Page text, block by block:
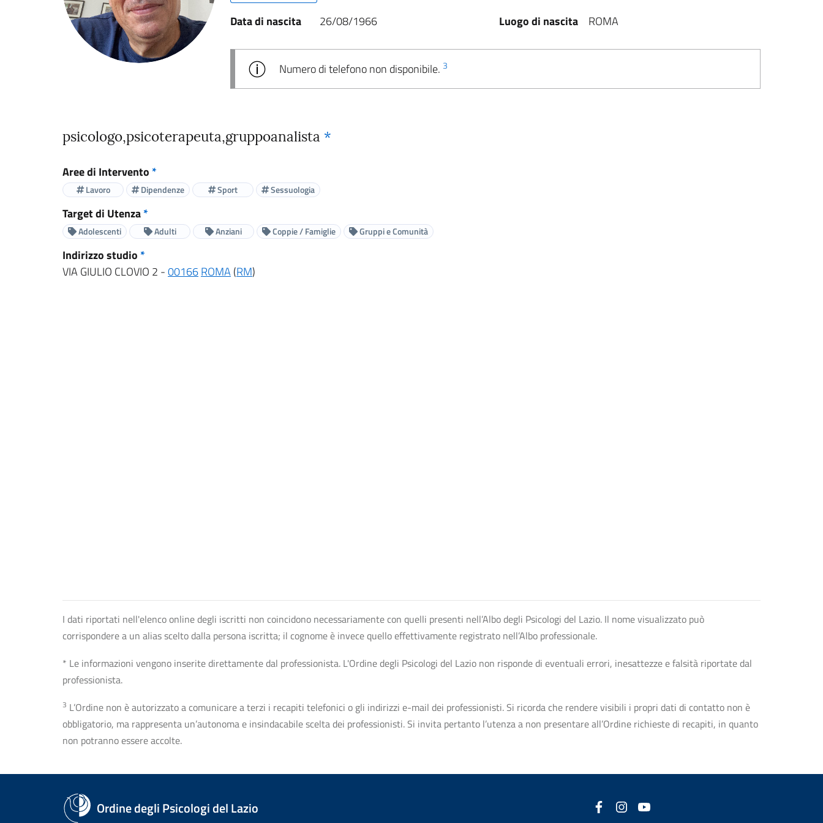
Data di nascita 26/08/1966 Luogo di nascita ROMA
Numero di telefono non disponibile. 3
psicologo,psicoterapeuta,gruppoanalista *
Aree di Intervento *
Lavoro Dipendenze Sport Sessuologia
Target di Utenza*
Adolescenti Adulti Anziani Coppie / Famiglie Gruppi e Comunità
Indirizzo studio *
VIA GIULIO CLOVIO 2 -00166ROMA(RM)
I dati riportati nell'elenco online degli iscritti non coincidono necessariamente con quelli presenti nell’Albo degli Psicologi del Lazio. Il nome visualizzato può
corrispondere a un alias scelto dalla persona iscritta; il cognome è invece quello effettivamente registrato nell’Albo professionale.
* Le informazioni vengono inserite direttamente dal professionista. L'Ordine degli Psicologi del Lazio non risponde di eventuali errori, inesattezze e falsità riportate dal
professionista.
3 L’Ordine non è autorizzato a comunicare a terzi i recapiti telefonici o gli indirizzi e-mail dei professionisti. Si ricorda che rendere visibili i propri dati di contatto non è
obbligatorio, ma rappresenta un’autonoma e insindacabile scelta dei professionisti. Si invita pertanto l’utenza a non presentare all’Ordine richieste di recapiti, in quanto
non potranno essere accolte.
Ordine degli Psicologi del Lazio Facebook
(nuova scheda - new tab)
Instagram
(nuova scheda - new tab)